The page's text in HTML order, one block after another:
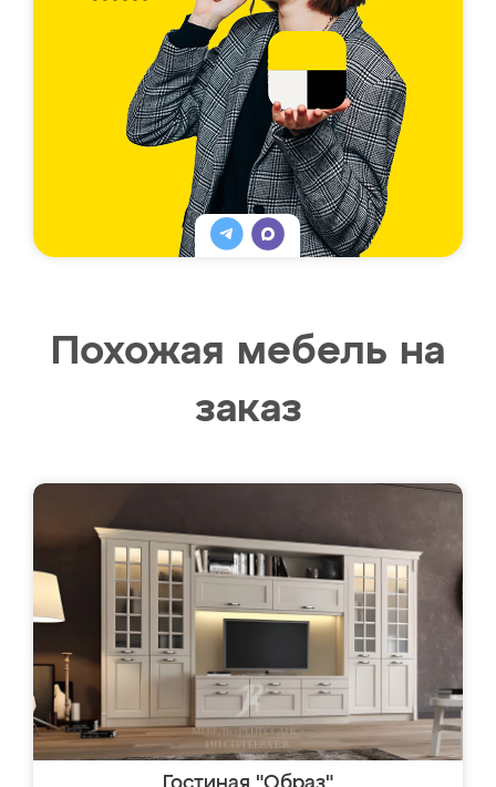
Похожая мебель на
заказ